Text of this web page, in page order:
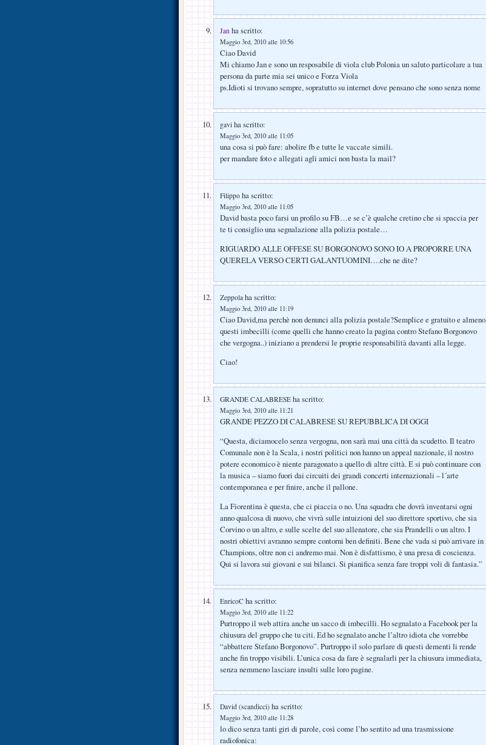
Jan ha scritto:
Maggio 3rd, 2010 alle 10:56
Ciao David
Mi chiamo Jan e sono un resposabile di viola club Polonia un saluto particolare a tua
persona da parte mia sei unico e Forza Viola
ps.Idioti si trovano sempre, sopratutto su internet dove pensano che sono senza nome
gavi ha scritto:
Maggio 3rd, 2010 alle 11:05
una cosa si può fare: abolire fb e tutte le vaccate simili.
per mandare foto e allegati agli amici non basta la mail?
Filippo ha scritto:
Maggio 3rd, 2010 alle 11:05
David basta poco farsi un profilo su FB…e se c’è qualche cretino che si spaccia per
te ti consiglio una segnalazione alla polizia postale…
RIGUARDO ALLE OFFESE SU BORGONOVO SONO IO A PROPORRE UNA
QUERELA VERSO CERTI GALANTUOMINI….che ne dite?
Zeppola ha scritto:
Maggio 3rd, 2010 alle 11:19
Ciao David,ma perchè non denunci alla polizia postale?Semplice e gratuito e almeno
questi imbecilli (come quelli che hanno creato la pagina contro Stefano Borgonovo
che vergogna..) iniziano a prendersi le proprie responsabilità davanti alla legge.
Ciao!
GRANDE CALABRESE ha scritto:
Maggio 3rd, 2010 alle 11:21
GRANDE PEZZO DI CALABRESE SU REPUBBLICA DI OGGI
“Questa, diciamocelo senza vergogna, non sarà mai una città da scudetto. Il teatro
Comunale non è la Scala, i nostri politici non hanno un appeal nazionale, il nostro
potere economico è niente paragonato a quello di altre città. E si può continuare con
la musica – siamo fuori dai circuiti dei grandi concerti internazionali – l´arte
contemporanea e per finire, anche il pallone.
La Fiorentina è questa, che ci piaccia o no. Una squadra che dovrà inventarsi ogni
anno qualcosa di nuovo, che vivrà sulle intuizioni del suo direttore sportivo, che sia
Corvino o un altro, e sulle scelte del suo allenatore, che sia Prandelli o un altro. I
nostri obiettivi avranno sempre contorni ben definiti. Bene che vada si può arrivare in
Champions, oltre non ci andremo mai. Non è disfattismo, è una presa di coscienza.
Qui si lavora sui giovani e sui bilanci. Si pianifica senza fare troppi voli di fantasia.”
EnricoC ha scritto:
Maggio 3rd, 2010 alle 11:22
Purtroppo il web attira anche un sacco di imbecilli. Ho segnalato a Facebook per la
chiusura del gruppo che tu citi. Ed ho segnalato anche l’altro idiota che vorrebbe
“abbattere Stefano Borgonovo”. Purtroppo il solo parlare di questi dementi li rende
anche fin troppo visibili. L’unica cosa da fare è segnalarli per la chiusura immediata,
senza nemmeno lasciare insulti sulle loro pagine.
David (scandicci) ha scritto:
Maggio 3rd, 2010 alle 11:28
lo dico senza tanti giri di parole, così come l’ho sentito ad una trasmissione
radiofonica: